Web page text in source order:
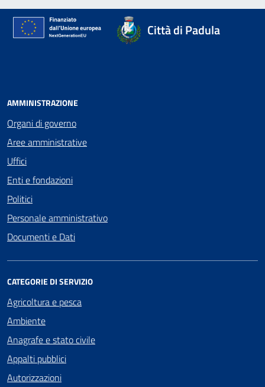
Città di Padula
AMMINISTRAZIONE
Organi di governo
Aree amministrative
Uffici
Enti e fondazioni
Politici
Personale amministrativo
Documenti e Dati
CATEGORIE DI SERVIZIO
Agricoltura e pesca
Ambiente
Anagrafe e stato civile
Appalti pubblici
Autorizzazioni